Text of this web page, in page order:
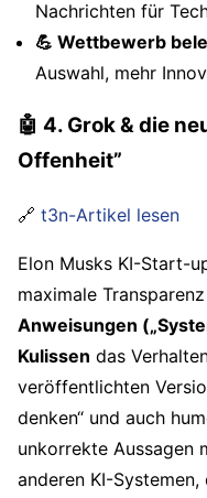
Nachrichten für
💪 Wettbewerb
Auswahl, mehr
🤖 4. Grok & die
Offenheit”
🔗 t3n-Artikel lesen
Elon Musks KI-Start-
maximale
Anweisungen
Kulissen das
veröffentlichten
denken“ und auch
unkorrekte Aussagen
anderen KI-